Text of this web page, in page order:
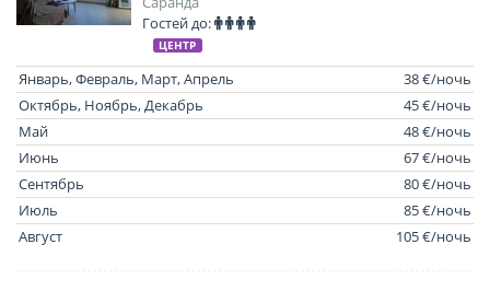
Гостей до:
ЦЕНТР
Январь, Февраль, Март, Апрель
38 €/ночь
Октябрь, Ноябрь, Декабрь
45 €/ночь
Май
48 €/ночь
Июнь
67 €/ночь
Сентябрь
80 €/ночь
Июль
85 €/ночь
Август
105 €/ночь